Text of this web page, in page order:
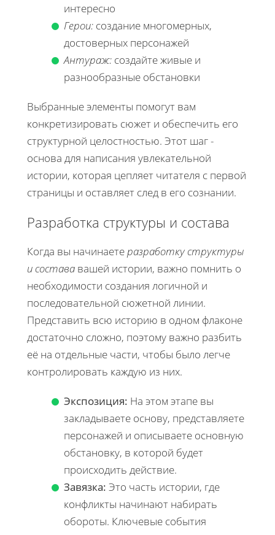
интересно
Герои: создание многомерных,
достоверных персонажей
Антураж: создайте живые и
разнообразные обстановки
Выбранные элементы помогут вам
конкретизировать сюжет и обеспечить его
структурной целостностью. Этот шаг -
основа для написания увлекательной
истории, которая цепляет читателя с первой
страницы и оставляет след в его сознании.
Разработка структуры и состава
Когда вы начинаетеразработку структуры
и состава вашей истории, важно помнить о
необходимости создания логичной и
последовательной сюжетной линии.
Представить всю историю в одном флаконе
достаточно сложно, поэтому важно разбить
её на отдельные части, чтобы было легче
контролировать каждую из них.
Экспозиция: На этом этапе вы
закладываете основу, представляете
персонажей и описываете основную
обстановку, в которой будет
происходить действие.
Завязка: Это часть истории, где
конфликты начинают набирать
обороты. Ключевые события